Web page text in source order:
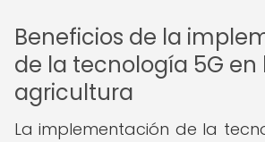
Beneficios de la
de la tecnología 5G en
agricultura
La implementación de la